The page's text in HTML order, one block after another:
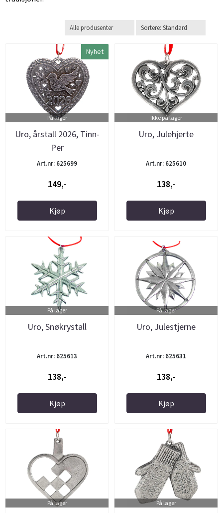
Nyhet
På lager
Uro, årstall 2026, Tinn-
Per
Art.nr: 625699
149,-
Kjøp
Ikke på lager
Uro, Julehjerte
Art.nr: 625610
138,-
Kjøp
På lager
Uro, Snøkrystall
Art.nr: 625613
138,-
Kjøp
På lager
Uro, Julestjerne
Art.nr: 625631
138,-
Kjøp
På lager På lager